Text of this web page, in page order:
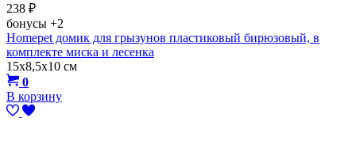
238 ₽
бонусы +2
Homepet домик для грызунов пластиковый бирюзовый, в
комплекте миска и лесенка
15х8,5х10 см
0
В корзину